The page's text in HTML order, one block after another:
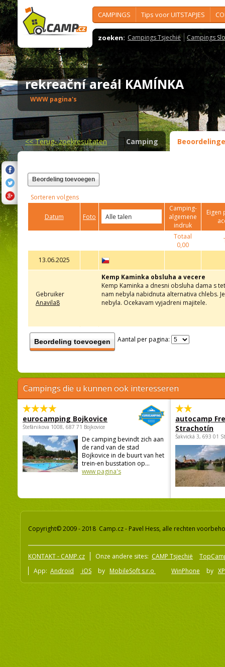
CAMPINGS Tips voor UITSTAPJES
zoeken: Campings Tsjechië Campings
rekreační areál KAMÍNKA
WWW pagina's
<<Terug- zoekresultaten Camping
Beordeling toevoegen
Sorteren volgens
Datum Foto
Camping-
algemene
indruk
Eigen
Totaal
0,00
13.06.2025
Gebruiker
Anavila8
Kemp Kaminka obsluha a vecere
Kemp Kaminka a dnesni obsluha dama s
nam nebyla nabidnuta alternativa chlebs.
nebyla. Ocekavam vyjadreni majitele.
Beordeling toevoegen Aantal per pagina:
Campings die u kunnen ook interesseren
eurocamping Bojkovice
Štefánikova 1008, 687 71 Bojkovice
De camping bevindt zich aan
de rand van de stad
Bojkovice in de buurt van het
trein-en busstation op...
www pagina's
autocamp
Strachotín
Šakvická 3, 693 01
Copyright© 2009 - 2018 Camp.cz - Pavel Hess, alle rechten
KONTAKT - CAMP.cz Onze andere sites: CAMP Tsjechië
App: Android iOS by MobileSoft s.r.o WinPhone by